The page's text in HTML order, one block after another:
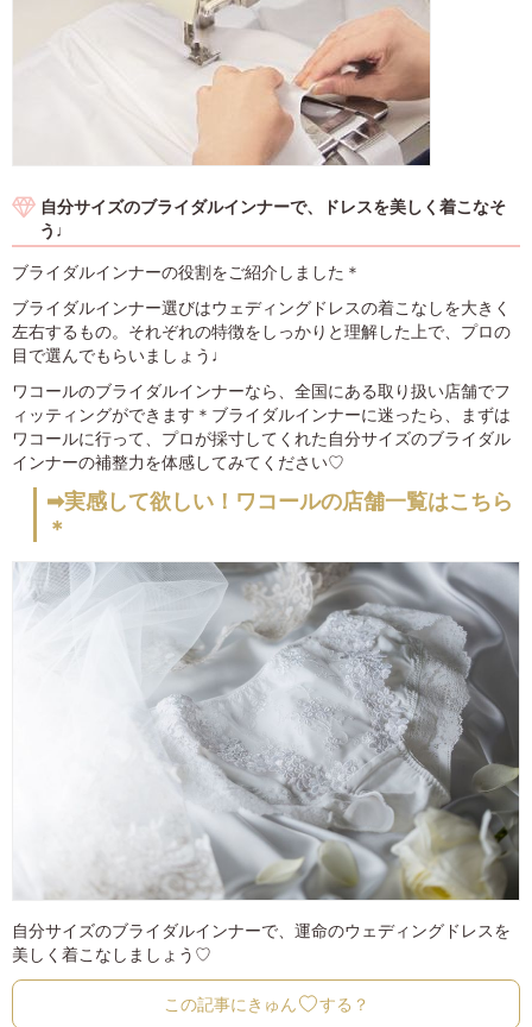
自分サイズのブライダルインナーで、ドレスを美しく着こなそ
う♩
ブライダルインナーの役割をご紹介しました＊
ブライダルインナー選びはウェディングドレスの着こなしを大きく
左右するもの。それぞれの特徴をしっかりと理解した上で、プロの
目で選んでもらいましょう♩
ワコールのブライダルインナーなら、全国にある取り扱い店舗でフ
ィッティングができます＊ブライダルインナーに迷ったら、まずは
ワコールに行って、プロが採寸してくれた自分サイズのブライダル
インナーの補整力を体感してみてください♡
➡実感して欲しい！ワコールの店舗一覧はこちら
＊
自分サイズのブライダルインナーで、運命のウェディングドレスを
美しく着こなしましょう♡
この記事にきゅん する？